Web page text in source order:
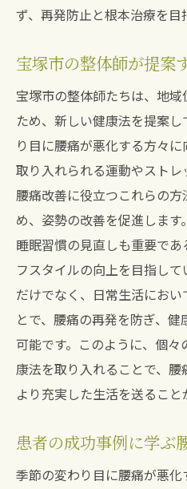
ず、再発防止と根本治療を目
宝塚市の整体師が提案
宝塚市の整体師たちは、地
ため、新しい健康法を提案
り目に腰痛が悪化する方々
取り入れられる運動やストレ
腰痛改善に役立つこれらの
め、姿勢の改善を促進しま
睡眠習慣の見直しも重要で
フスタイルの向上を目指し
だけでなく、日常生活にお
とで、腰痛の再発を防ぎ、
可能です。このように、個
康法を取り入れることで、腰
より充実した生活を送ること
患者の成功事例に学ぶ
季節の変わり目に腰痛が悪